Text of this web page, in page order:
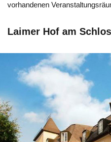
vorhandenen
Laimer Hof am